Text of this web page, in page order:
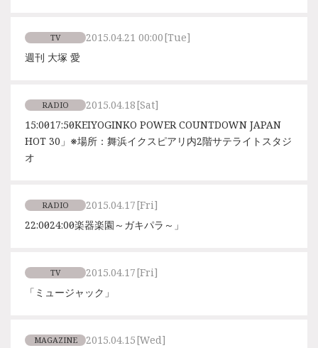
TV 2015.04.21 00:00[Tue]
週刊 大塚 愛
RADIO 2015.04.18[Sat]
15:00～17:50「KEIYOGINKO POWER COUNTDOWN JAPAN
HOT 30」※場所：舞浜イクスピアリ内2階サテライトスタジ
オ
RADIO 2015.04.17[Fri]
22:00〜24:00「楽器楽園～ガキパラ～」
TV 2015.04.17[Fri]
「ミュージャック」
MAGAZINE 2015.04.15[Wed]